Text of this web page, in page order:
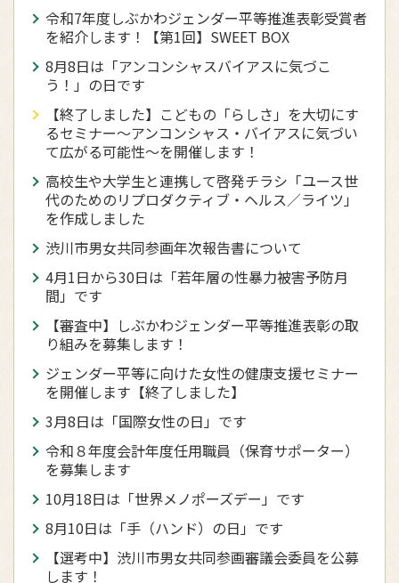
令和7年度しぶかわジェンダー平等推進表彰受賞者
を紹介します！【第1回】SWEET BOX
8月8日は「アンコンシャスバイアスに気づこ
う！」の日です
【終了しました】こどもの「らしさ」を大切にす
るセミナー～アンコンシャス・バイアスに気づい
て広がる可能性～を開催します！
高校生や大学生と連携して啓発チラシ「ユース世
代のためのリプロダクティブ・ヘルス／ライツ」
を作成しました
渋川市男女共同参画年次報告書について
4月1日から30日は「若年層の性暴力被害予防月
間」です
【審査中】しぶかわジェンダー平等推進表彰の取
り組みを募集します！
ジェンダー平等に向けた女性の健康支援セミナー
を開催します【終了しました】
3月8日は「国際女性の日」です
令和８年度会計年度任用職員（保育サポーター）
を募集します
10月18日は「世界メノポーズデー」です
8月10日は「手（ハンド）の日」です
【選考中】渋川市男女共同参画審議会委員を公募
します！